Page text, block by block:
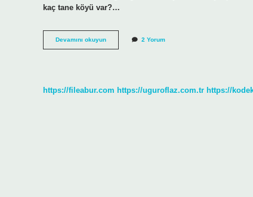
kaç tane köyü var?…
Devamını okuyunDenizli
Çameli
2 Yorum
https://fileabur.com https://uguroflaz.com.tr https://